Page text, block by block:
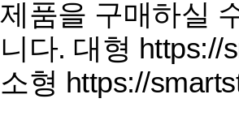
제품을 구매하실
니다. 대형 https://
소형 https://